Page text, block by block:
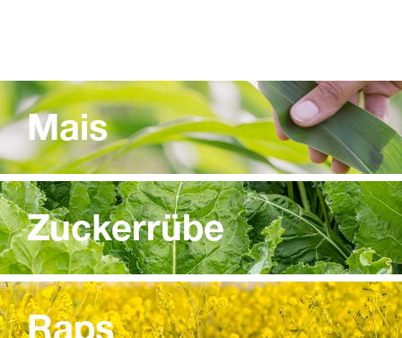
Mais
Zuckerrübe
Raps